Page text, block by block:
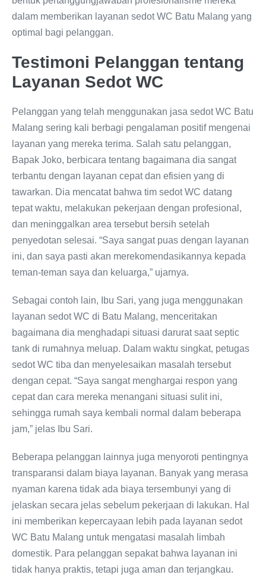
dalam memberikan layanan sedot WC Batu Malang yang
optimal bagi pelanggan.
Testimoni Pelanggan tentang
Layanan Sedot WC
Pelanggan yang telah menggunakan jasa sedot WC Batu
Malang sering kali berbagi pengalaman positif mengenai
layanan yang mereka terima. Salah satu pelanggan,
Bapak Joko, berbicara tentang bagaimana dia sangat
terbantu dengan layanan cepat dan efisien yang di
tawarkan. Dia mencatat bahwa tim sedot WC datang
tepat waktu, melakukan pekerjaan dengan profesional,
dan meninggalkan area tersebut bersih setelah
penyedotan selesai. “Saya sangat puas dengan layanan
ini, dan saya pasti akan merekomendasikannya kepada
teman-teman saya dan keluarga,” ujarnya.
Sebagai contoh lain, Ibu Sari, yang juga menggunakan
layanan sedot WC di Batu Malang, menceritakan
bagaimana dia menghadapi situasi darurat saat septic
tank di rumahnya meluap. Dalam waktu singkat, petugas
sedot WC tiba dan menyelesaikan masalah tersebut
dengan cepat. “Saya sangat menghargai respon yang
cepat dan cara mereka menangani situasi sulit ini,
sehingga rumah saya kembali normal dalam beberapa
jam,” jelas Ibu Sari.
Beberapa pelanggan lainnya juga menyoroti pentingnya
transparansi dalam biaya layanan. Banyak yang merasa
nyaman karena tidak ada biaya tersembunyi yang di
jelaskan secara jelas sebelum pekerjaan di lakukan. Hal
ini memberikan kepercayaan lebih pada layanan sedot
WC Batu Malang untuk mengatasi masalah limbah
domestik. Para pelanggan sepakat bahwa layanan ini
tidak hanya praktis, tetapi juga aman dan terjangkau.